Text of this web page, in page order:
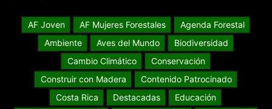
AF Joven AF Mujeres Forestales
Agenda Forestal
Ambiente
Aves del Mundo
Biodiversidad
Cambio Climático
Conservación
Construir con Madera
Contenido Patrocinado
Costa Rica
Destacadas
Educación